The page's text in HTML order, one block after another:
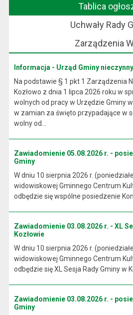
Tablica
Uchwały Rady
Zarządzenia
Informacja - Urząd Gminy
Na podstawie § 1 pkt 1 Zarządzenia
Kozłowo z dnia 1 lipca 2026 roku w
wolnych od pracy w Urzędzie Gminy
w zamian za święto przypadające w
wolny od...
Zawiadomienie 05.08.2026 r. -
Gminy
W dniu 10 sierpnia 2026 r.
widowiskowej Gminnego Centrum
odbędzie się wspólne posiedzenie
Zawiadomienie 03.08.2026 r. - XL
Kozłowie
W dniu 10 sierpnia 2026 r.
widowiskowej Gminnego Centrum
odbędzie się XL Sesja Rady Gminy w
Zawiadomienie 03.08.2026 r. -
Gminy